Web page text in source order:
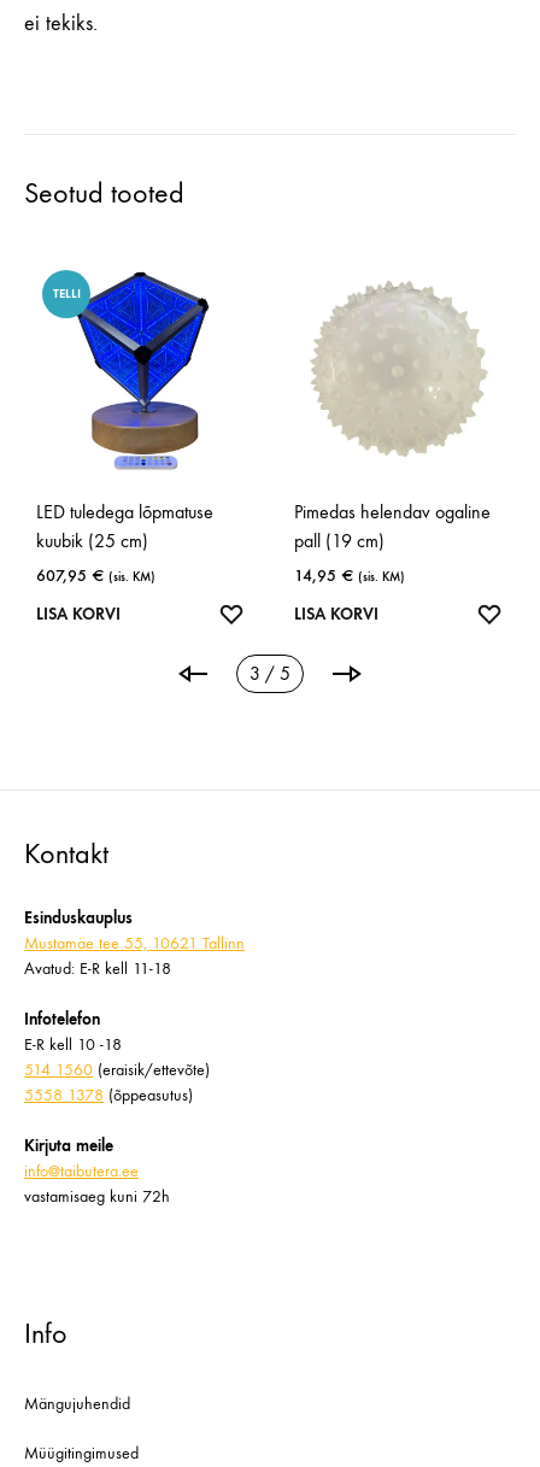
ei tekiks.
Seotud tooted
TELLI
LED tuledega lõpmatuse
kuubik (25 cm)
607,95 € (sis. KM)
LISA KORVI
Pimedas helendav ogaline
pall (19 cm)
14,95 € (sis. KM)
LISA KORVI
3 / 5
Kontakt
Esinduskauplus
Mustamäe tee 55, 10621 Tallinn
Avatud: E-R kell 11-18
Infotelefon
E-R kell 10 -18
514 1560 (eraisik/ettevõte)
5558 1378 (õppeasutus)
Kirjuta meile
info@taibutera.ee
vastamisaeg kuni 72h
Info
Mängujuhendid
Müügitingimused